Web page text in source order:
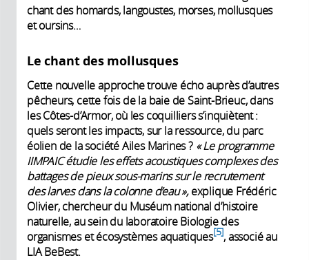
chant des homards, langoustes, morses, mollusques
et oursins…
Le chant des mollusques
Cette nouvelle approche trouve écho auprès d’autres
pêcheurs, cette fois de la baie de Saint-Brieuc, dans
les Côtes-d’Armor, où les coquilliers s’inquiètent :
quels seront les impacts, sur la ressource, du parc
éolien de la société Ailes Marines ? « Le programme
IIMPAIC étudie les effets acoustiques complexes des
battages de pieux sous-marins sur le recrutement
des larves dans la colonne d’eau »,explique Frédéric
Olivier, chercheur du Muséum national d’histoire
naturelle, au sein du laboratoire Biologie des
organismes et écosystèmes aquatiques 5 , associé au
LIA BeBest.